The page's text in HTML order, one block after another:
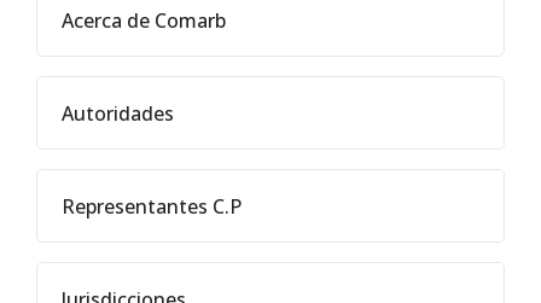
Acerca de Comarb
Autoridades
Representantes C.P